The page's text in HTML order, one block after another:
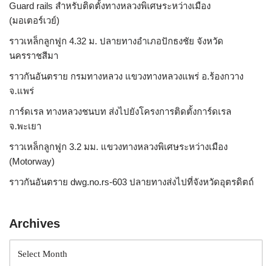
Guard rails สำหรับติดตั้งทางหลวงพิเศษระหว่างเมือง
(มอเตอร์เวย์)
ราวเหล็กลูกฟูก 4.32 ม. ปลายทางอำเภอปักธงชัย จังหวัด
นครราชสีมา
ราวกันอันตราย กรมทางหลวง แขวงทางหลวงแพร่ อ.ร้องกวาง
จ.แพร่
การ์ดเรล ทางหลวงชนบท ส่งไปยังโครงการติดตั้งการ์ดเรล
จ.พะเยา
ราวเหล็กลูกฟูก 3.2 มม. แขวงทางหลวงพิเศษระหว่างเมือง
(Motorway)
ราวกันอันตราย dwg.no.rs-603 ปลายทางส่งไปที่จังหวัดอุตรดิตถ์
Archives